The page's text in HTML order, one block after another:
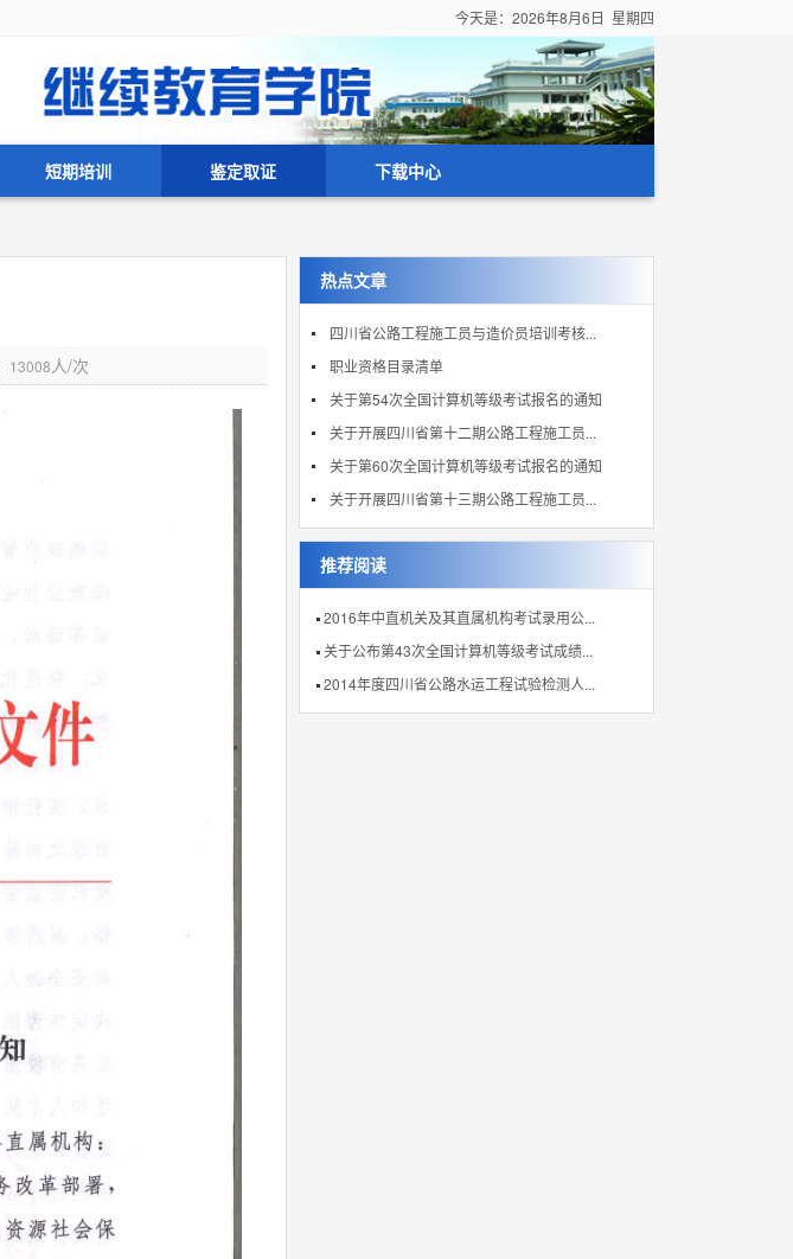
今天是： 2026年8月6日 星期四
短期培训 鉴定取证 下载中心
13008 人/次
热点文章
四川省公路工程施工员与造价员培训考核...
职业资格目录清单
关于第54次全国计算机等级考试报名的通知
关于开展四川省第十二期公路工程施工员...
关于第60次全国计算机等级考试报名的通知
关于开展四川省第十三期公路工程施工员...
推荐阅读
2016年中直机关及其直属机构考试录用公...
关于公布第43次全国计算机等级考试成绩...
2014年度四川省公路水运工程试验检测人...